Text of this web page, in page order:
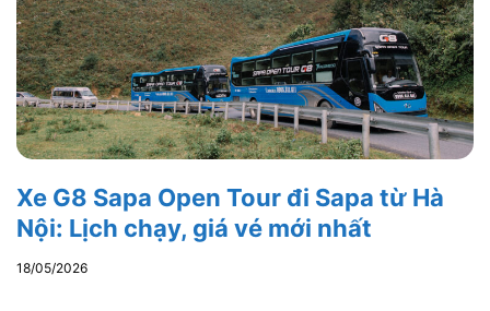
Xe G8 Sapa Open Tour đi Sapa từ Hà
Nội: Lịch chạy, giá vé mới nhất
18/05/2026